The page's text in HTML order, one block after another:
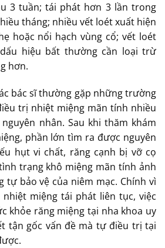
3 tuần; tái phát hơn 3 lần trong
tháng; nhiều vết loét xuất hiện
hoặc nổi hạch vùng cổ; vết loét
hiệu bất thường cần loại trừ
hơn.
bác sĩ thường gặp những trường
trị nhiệt miệng mãn tính nhiều
nhân. Sau khi thăm khám
phần lớn tìm ra được nguyên
hụt vi chất, răng cạnh bị vỡ cọ
trạng khô miệng mãn tính ảnh
tự bảo vệ của niêm mạc. Chính vì
miệng tái phát liên tục, việc
khỏe răng miệng tại nha khoa uy
tận gốc vấn đề mà tự điều trị tại